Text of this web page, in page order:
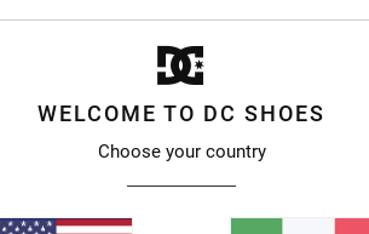
WELCOME TO DC SHOES
Choose your country